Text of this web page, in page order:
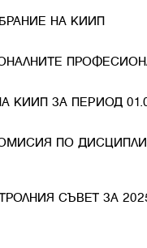
НА КИИП
ЗА ПЕРИОД
ПО
СЪВЕТ ЗА